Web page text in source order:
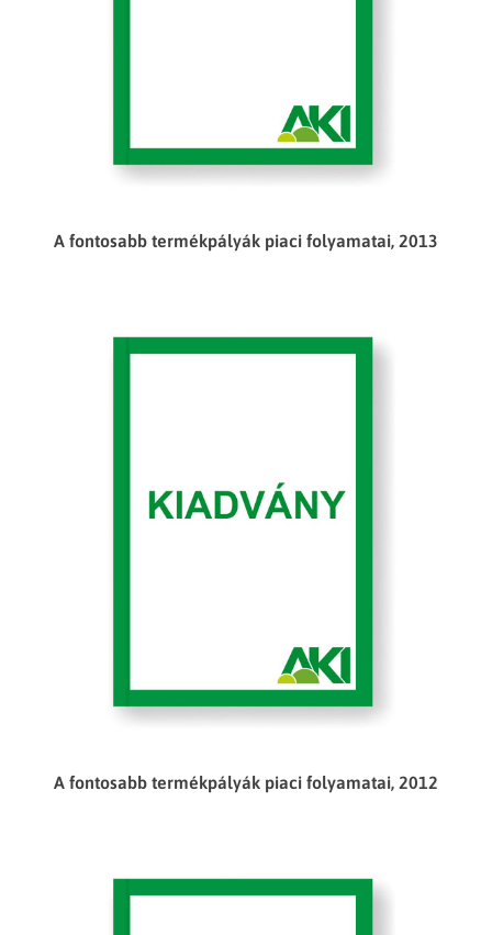
A fontosabb termékpályák piaci folyamatai, 2013
A fontosabb termékpályák piaci folyamatai, 2012